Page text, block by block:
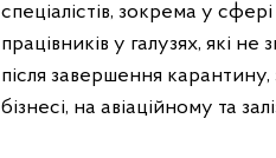
спеціалістів, зокрема у
працівників у галузях, які
після завершення
бізнесі, на авіаційному та